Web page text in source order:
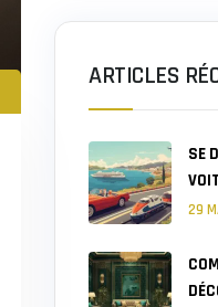
ARTICLES
SE
29